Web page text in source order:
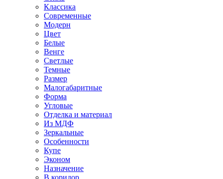
Классика
Современные
Модерн
Цвет
Белые
Венге
Светлые
Темные
Размер
Малогабаритные
Форма
Угловые
Отделка и материал
Из МДФ
Зеркальные
Особенности
Купе
Эконом
Назначение
В коридор